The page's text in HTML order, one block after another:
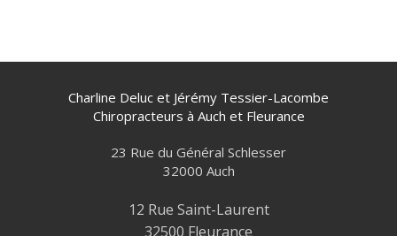
Charline Deluc et Jérémy Tessier-Lacombe
Chiropracteurs à Auch et Fleurance
23 Rue du Général Schlesser
32000 Auch
12 Rue Saint-Laurent
32500 Fleurance